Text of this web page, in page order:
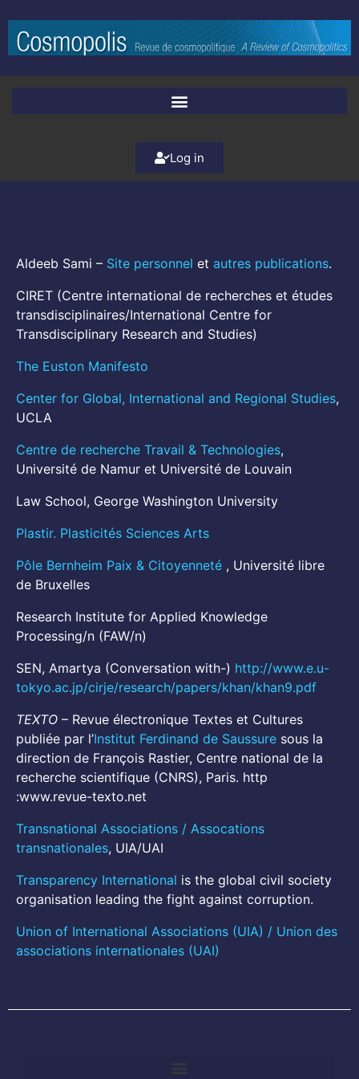
Log in
Aldeeb Sami – Site personnel et autres publications.
CIRET (Centre international de recherches et études
transdisciplinaires/International Centre for
Transdisciplinary Research and Studies)
The Euston Manifesto
Center for Global, International and Regional Studies,
UCLA
Centre de recherche Travail & Technologies,
Université de Namur et Université de Louvain
Law School, George Washington University
Plastir. Plasticités Sciences Arts
Pôle Bernheim Paix & Citoyenneté , Université libre
de Bruxelles
Research Institute for Applied Knowledge
Processing/n (FAW/n)
SEN, Amartya (Conversation with-) http://www.e.u-
tokyo.ac.jp/cirje/research/papers/khan/khan9.pdf
TEXTO – Revue électronique Textes et Cultures
publiée par l’Institut Ferdinand de Saussure sous la
direction de François Rastier, Centre national de la
recherche scientifique (CNRS), Paris. http
:www.revue-texto.net
Transnational Associations / Assocations
transnationales, UIA/UAI
Transparency International is the global civil society
organisation leading the fight against corruption.
Union of International Associations (UIA) / Union des
associations internationales (UAI)